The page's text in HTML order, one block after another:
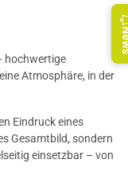
hochwertige
Atmosphäre, in der
Eindruck eines
Gesamtbild, sondern
einsetzbar – von